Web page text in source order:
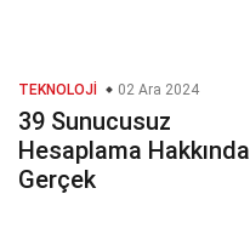
TEKNOLOJI 02 Ara 2024
39 Sunucusuz
Hesaplama Hakkında
Gerçek